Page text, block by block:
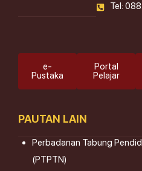
PAUTAN LAIN
Perbadanan Tabung
(PTPTN)
Tel:
e-
Pustaka
Portal
Pelajar